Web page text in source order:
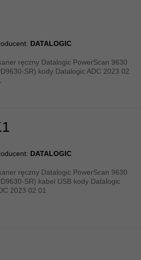
DATALOGIC
ręczny Datalogic PowerScan 9630
SR) kody Datalogic ADC 2023 02
DATALOGIC
ręczny Datalogic PowerScan 9630
SR) kabel USB kody Datalogic
2023 02 01